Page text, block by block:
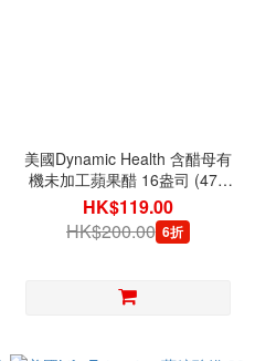
美國Dynamic Health 含醋母有
機未加工蘋果醋 16盎司 (473
毫升)
HK$119.00
HK$200.00 6折